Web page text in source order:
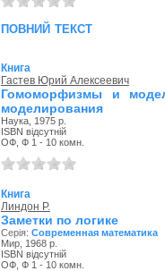
повний текст
Книга
Гастев Юрий Алексеевич
Гомоморфизмы и
моделирования
Наука, 1975 р.
ISBN відсутній
ОФ, Ф 1 - 10 комн.
Книга
Линдон Р.
Заметки по логике
Серія: Современная математика
Мир, 1968 р.
ISBN відсутній
ОФ, Ф 1 - 10 комн.